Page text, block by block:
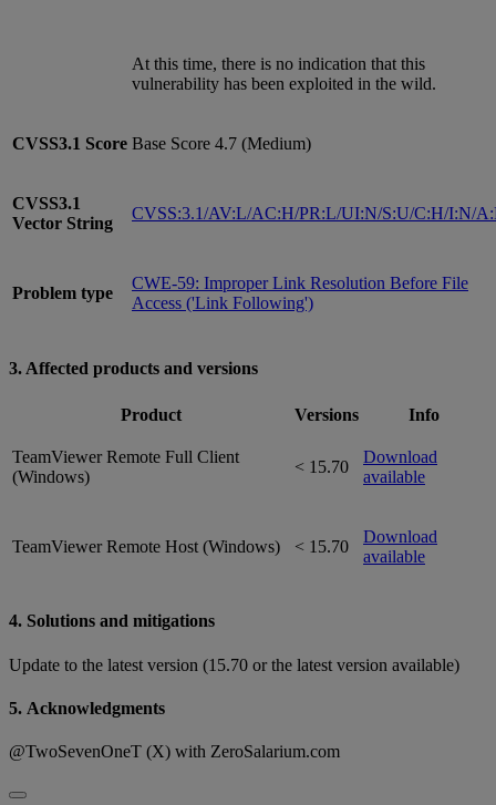
At this time, there is no indication that this
vulnerability has been exploited in the wild.
CVSS3.1 Score Base Score 4.7 (Medium)
CVSS3.1
Vector String
CVSS:3.1/AV:L/AC:H/PR:L/UI:N/S:U/C:H/I:N/
Problem type
CWE-59: Improper Link Resolution Before File
Access ('Link Following')
3. Affected products and versions
Product Versions Info
TeamViewer Remote Full Client
(Windows)
< 15.70
Download
available
TeamViewer Remote Host (Windows) < 15.70
Download
available
4. Solutions and mitigations
Update to the latest version (15.70 or the latest version available)
5. Acknowledgments
@TwoSevenOneT (X) with ZeroSalarium.com